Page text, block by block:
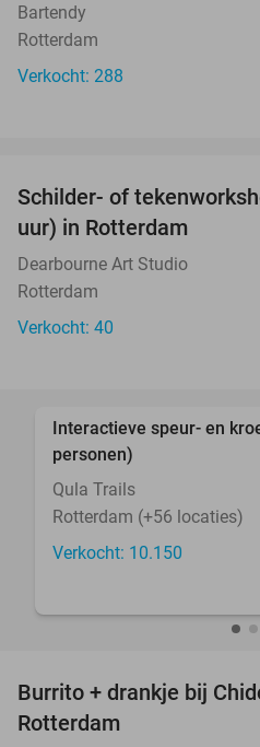
Bartendy
Rotterdam
Verkocht: 288
Schilder- of
uur) in Rotterdam
Dearbourne Art Studio
Rotterdam
Verkocht: 40
Interactieve speur- en
personen)
Qula Trails
Rotterdam (+56 locaties)
Verkocht: 10.150
Burrito + drankje bij
Rotterdam